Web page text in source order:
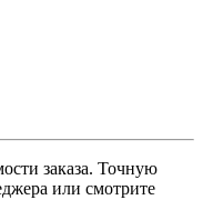
заказа. Точную
или смотрите